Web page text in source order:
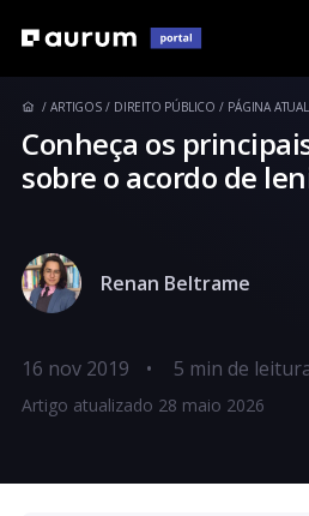
ARTIGOS DIREITO PÚBLICO PÁGINA ATUAL
Conheça os
sobre o acordo de
Renan Beltrame
16 nov 2019 •
Artigo atualizado 28 maio 2026